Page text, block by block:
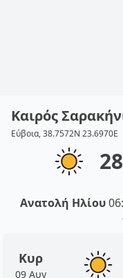
Καιρός
Εύβοια, 38.7572N 23.6970E
Ανατολή Ηλίου
Κυρ
09 Αυγ